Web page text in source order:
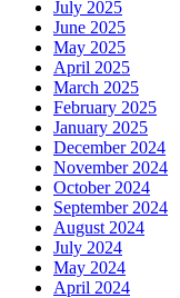
July 2025
June 2025
May 2025
April 2025
March 2025
February 2025
January 2025
December 2024
November 2024
October 2024
September 2024
August 2024
July 2024
May 2024
April 2024